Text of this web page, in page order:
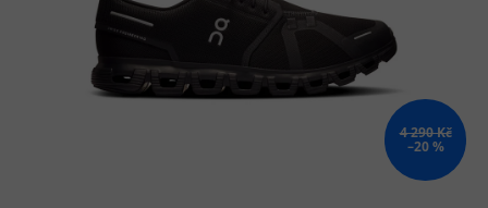
4 290 Kč
–20 %